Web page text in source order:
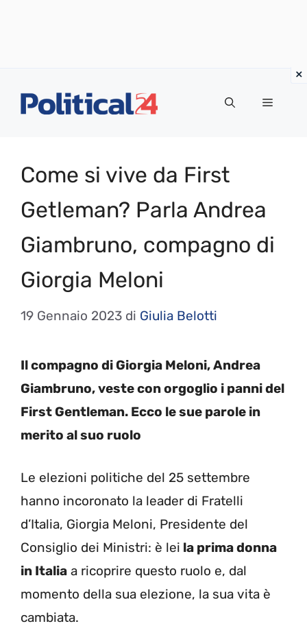
Menu
Come si vive da First
Getleman? Parla Andrea
Giambruno, compagno di
Giorgia Meloni
19 Gennaio 2023 di Giulia Belotti
Il compagno di Giorgia Meloni, Andrea
Giambruno, veste con orgoglio i panni del
First Gentleman. Ecco le sue parole in
merito al suo ruolo
Le elezioni politiche del 25 settembre
hanno incoronato la leader di Fratelli
d’Italia, Giorgia Meloni, Presidente del
Consiglio dei Ministri: è lei la prima donna
in Italia a ricoprire questo ruolo e, dal
momento della sua elezione, la sua vita è
cambiata.